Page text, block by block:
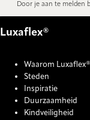
Door je aan te melden
Luxaflex®
Waarom Luxaflex®
Steden
Inspiratie
Duurzaamheid
Kindveiligheid